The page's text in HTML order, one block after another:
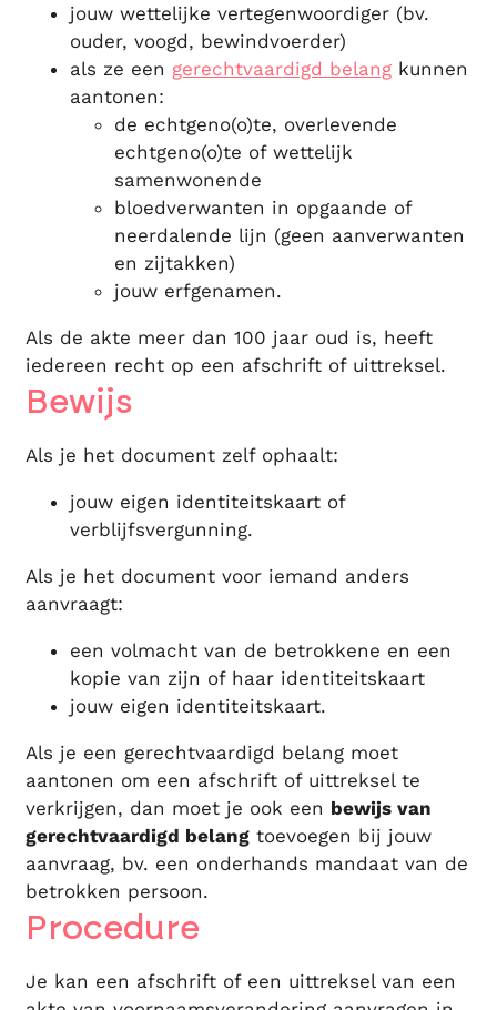
jouw wettelijke vertegenwoordiger (bv.
ouder, voogd, bewindvoerder)
als ze een gerechtvaardigd belang kunnen
aantonen:
de echtgeno(o)te, overlevende
echtgeno(o)te of wettelijk
samenwonende
bloedverwanten in opgaande of
neerdalende lijn (geen aanverwanten
en zijtakken)
jouw erfgenamen.
Als de akte meer dan 100 jaar oud is, heeft
iedereen recht op een afschrift of uittreksel.
Bewijs
Als je het document zelf ophaalt:
jouw eigen identiteitskaart of
verblijfsvergunning.
Als je het document voor iemand anders
aanvraagt:
een volmacht van de betrokkene en een
kopie van zijn of haar identiteitskaart
jouw eigen identiteitskaart.
Als je een gerechtvaardigd belang moet
aantonen om een afschrift of uittreksel te
verkrijgen, dan moet je ook een bewijs van
gerechtvaardigd belang toevoegen bij jouw
aanvraag, bv. een onderhands mandaat van de
betrokken persoon.
Procedure
Je kan een afschrift of een uittreksel van een